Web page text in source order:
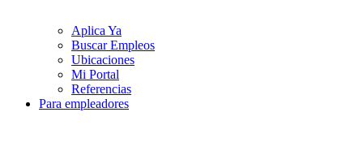
Aplica Ya
Buscar Empleos
Ubicaciones
Mi Portal
Referencias
Para empleadores